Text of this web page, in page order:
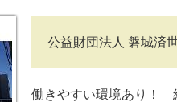
公益財団法人 磐城済
働きやすい環境あり！